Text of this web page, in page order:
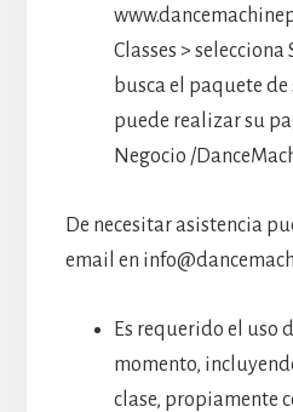
Classes >
busca el paquete
puede realizar su
Negocio /
De necesitar asistencia
email en
Es requerido el uso
momento,
clase, propiamente